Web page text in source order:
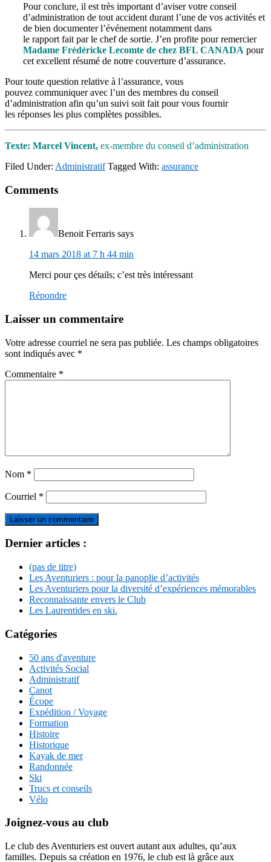
Pour conclure, il est très important d’aviser votre conseil
d’administration de tout accident durant l’une de vos activités et
de bien documenter l’événement notamment dans
le rapport fait par le chef de sortie. J’en profite pour remercier
Madame Frédéricke Lecomte de chez BFL CANADA pour
cet excellent résumé de notre couverture d’assurance.
Pour toute question relative à l’assurance, vous
pouvez communiquer avec l’un des membres du conseil
d’administration afin qu’un suivi soit fait pour vous fournir
les réponses les plus complètes possibles.
Texte: Marcel Vincent, ex-membre du conseil d’administration
Filed Under: Administratif Tagged With: assurance
Reader
Interactions
Comments
Benoit Ferraris says
14 mars 2018 at 7 h 44 min
Merci pour çes détails; c’est très intéressant
Répondre
Laisser un commentaire
Votre adresse courriel ne sera pas publiée. Les champs obligatoires
sont indiqués avec *
Commentaire *
Nom *
Courriel *
Primary
Sidebar
Dernier articles :
(pas de titre)
Les Aventuriers : pour la panoplie d’activités
Les Aventuriers pour la diversité d’expériences mémorables
Reconnaissante envers le Club
Les Laurentides en ski.
Catégories
50 ans d'aventure
Activités Social
Administratif
Canot
Écope
Expédition / Voyage
Formation
Histoire
Historique
Kayak de mer
Randonnée
Ski
Trucs et conseils
Vélo
Joignez-vous au club
Le club des Aventuriers est ouvert autant aux adultes, qu’aux
familles. Depuis sa création en 1976, le club est là grâce aux